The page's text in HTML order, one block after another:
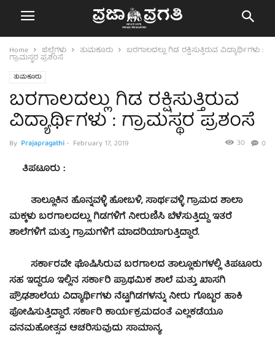
Home ಜಿಲ್ಲೆಗಳು ತುಮಕೂರು ಬರಗಾಲದಲ್ಲು ಗಿಡ ರಕ್ಷಿಸುತ್ತಿರುವ ವಿದ್ಯಾರ್ಥಿಗಳು :
ಗ್ರಾಮಸ್ಥರ ಪ್ರಶಂಸೆ
ತುಮಕೂರು
ಬರಗಾಲದಲ್ಲು ಗಿಡ ರಕ್ಷಿಸುತ್ತಿರುವ
ವಿದ್ಯಾರ್ಥಿಗಳು : ಗ್ರಾಮಸ್ಥರ ಪ್ರಶಂಸೆ
By Prajapragathi- February 17, 2019 0
30
ತಿಪಟೂರು :
ತಾಲ್ಲೂಕಿನ ಹೊನ್ನವಳ್ಳಿ ಹೋಬಳಿ, ಸಾರ್ಥವಳ್ಳಿ ಗ್ರಾಮದ ಶಾಲಾ
ಮಕ್ಕಳು ಬರಗಾಲದಲ್ಲು ಗಿಡಗಳಿಗೆ ನೀರುಣಿಸಿ ಬೆಳೆಸುತ್ತಿದ್ದು ಇತರೆ
ಶಾಲೆಗಳಿಗೆ ಮತ್ತು ಗ್ರಾಮಗಳಿಗೆ ಮಾದರಿಯಾಗುತ್ತಿದ್ದಾರೆ.
ಸರ್ಕಾರವೇ ಘೊಷಿಸಿರುವ ಬರಗಾಲದ ತಾಲ್ಲೂಕುಗಳಲ್ಲಿ ತಿಪಟೂರು
ಸಹ ಇದ್ದರೂ ಇಲ್ಲಿನ ಸರ್ಕಾರಿ ಪ್ರಾಥಮಿಕ ಶಾಲೆ ಮತ್ತು ಖಾಸಗಿ
ಪ್ರೌಢಶಾಲೆಯ ವಿದ್ಯಾರ್ಥಿಗಳು ನೆಟ್ಟಗಿಡಗಳನ್ನು ನೀರು ಗೊಬ್ಬರ ಹಾಕಿ
ಪೋಷಿಸುತ್ತಿದ್ದಾರೆ. ಸರ್ಕಾರಿ ಕಾರ್ಯಕ್ರಮದಂತೆ ಎಲ್ಲಕಡೆಯೂ
ವನಮಹೋತ್ಸವ ಆಚರಿಸುವುದು ಸಾಮಾನ್ಯ.